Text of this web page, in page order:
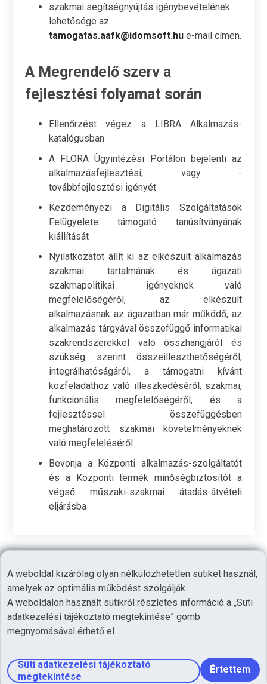
A weboldal kizárólag olyan nélkülözhetetlen sütiket használ,
amelyek az optimális működést szolgálják.
A weboldalon használt sütikről részletes információ a „Süti
adatkezelési tájékoztató megtekintése” gomb
megnyomásával érhető el.
Süti adatkezelési tájékoztató
megtekintése
Értettem
szakmai segítségnyújtás igénybevételének
lehetősége az
tamogatas.aafk@idomsoft.hu e-mail címen.
A Megrendelő szerv a
fejlesztési folyamat során
Ellenőrzést végez a LIBRA Alkalmazás-
katalógusban
A FLORA Ügyintézési Portálon bejelenti az
alkalmazásfejlesztési, vagy -
továbbfejlesztési igényét
Kezdeményezi a Digitális Szolgáltatások
Felügyelete támogató tanúsítványának
kiállítását
Nyilatkozatot állít ki az elkészült alkalmazás
szakmai tartalmának és ágazati
szakmapolitikai igényeknek való
megfelelőségéről, az elkészült
alkalmazásnak az ágazatban már működő, az
alkalmazás tárgyával összefüggő informatikai
szakrendszerekkel való összhangjáról és
szükség szerint összeilleszthetőségéről,
integrálhatóságáról, a támogatni kívánt
közfeladathoz való illeszkedéséről, szakmai,
funkcionális megfelelőségéről, és a
fejlesztéssel összefüggésben
meghatározott szakmai követelményeknek
való megfeleléséről
Bevonja a Központi alkalmazás-szolgáltatót
és a Központi termék minőségbiztosítót a
végső műszaki-szakmai átadás-átvételi
eljárásba
©2026
Adatvédelem
Oldaltérkép
Impresszum